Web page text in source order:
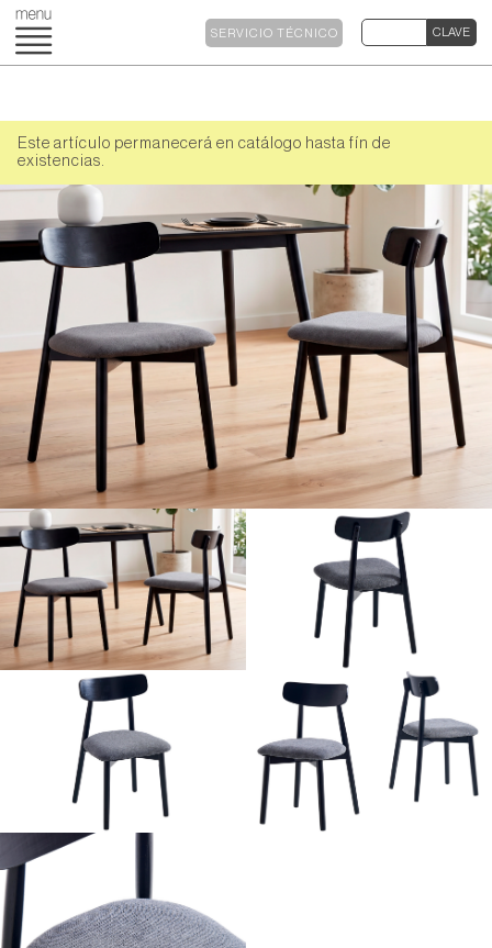
SERVICIO TÉCNICO
Este artículo permanecerá en catálogo hasta fín de
existencias.